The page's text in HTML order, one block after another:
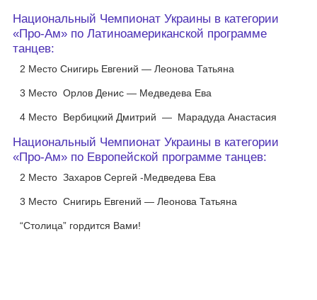
Национальный Чемпионат Украины в категории
«Про-Ам» по Латиноамериканской программе
танцев:
2 Место Снигирь Евгений — Леонова Татьяна
3 Место Орлов Денис — Медведева Ева
4 Место Вербицкий Дмитрий — Марадуда Анастасия
Национальный Чемпионат Украины в категории
«Про-Ам» по Европейской программе танцев:
2 Место Захаров Сергей -Медведева Ева
3 Место Снигирь Евгений — Леонова Татьяна
“Столица” гордится Вами!